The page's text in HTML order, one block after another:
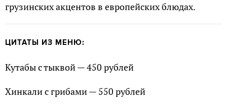
грузинских акцентов в европейских блюдах.
ЦИТАТЫ ИЗ МЕНЮ:
Кутабы с тыквой — 450 рублей
Хинкали с грибами — 550 рублей